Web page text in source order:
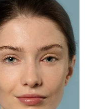
Scalp
Gel
预计送达日期 14/8/26
预计送达日期 16/8/26
预计送达日期12/8/26
15/8/26
预计送达日期17/8/26